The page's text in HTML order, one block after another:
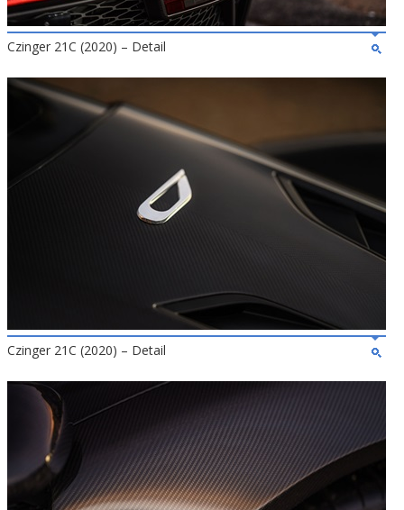
Czinger 21C (2020) – Detail
Czinger 21C (2020) – Detail